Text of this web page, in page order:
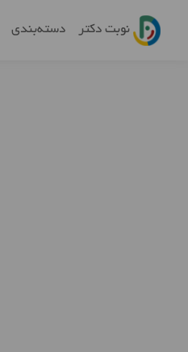
نوبت دکتر دسته‌بندی